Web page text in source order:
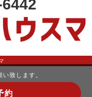
致します。
約